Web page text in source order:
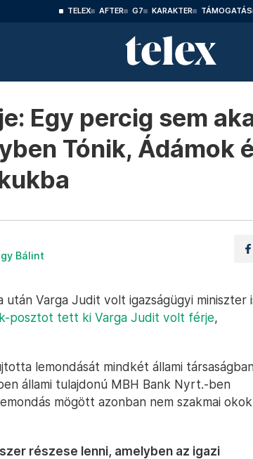
TELEX AFTER G7 KARAKTER TÁMOGATÁS
Egy percig sem
Tónik, Ádámok
Bálint
Varga Judit volt igazságügyi miniszter
posztot tett ki Varga Judit volt férje,
lemondását mindkét állami
állami tulajdonú MBH Bank Nyrt.-ben
mögött azonban nem szakmai okok
részese lenni, amelyben az igazi